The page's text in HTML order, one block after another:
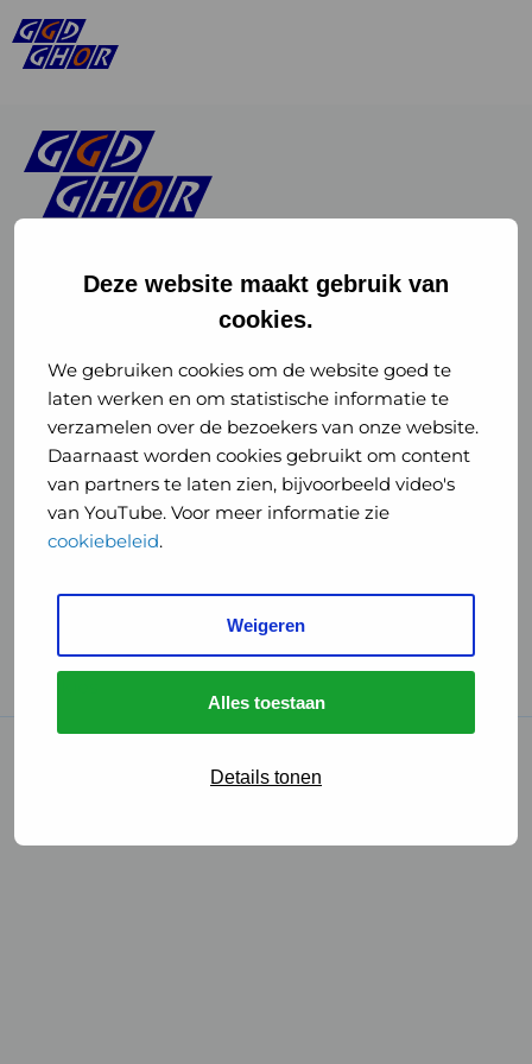
Deze website maakt gebruik van
cookies.
We gebruiken cookies om de website goed te
laten werken en om statistische informatie te
verzamelen over de bezoekers van onze website.
Daarnaast worden cookies gebruikt om content
van partners te laten zien, bijvoorbeeld video's
van YouTube. Voor meer informatie zie
cookiebeleid.
Weigeren
Alles toestaan
Details tonen
of
GGD
GHOR
Nederland
Instagram
of
GGD
GHOR
Nederland
GGD Reizen op social media
GGD Reizen
GGD Reisvaccinaties